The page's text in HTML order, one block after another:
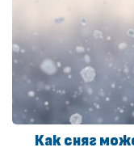
Как сняг